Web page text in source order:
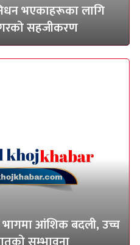
भएकाहरूका लागि
सहजीकरण
भागमा आंशिक बदली, उच्च